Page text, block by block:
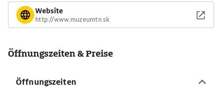
Website
http://www.muzeumtn.sk
Öffnungszeiten & Preise
Öffnungszeiten